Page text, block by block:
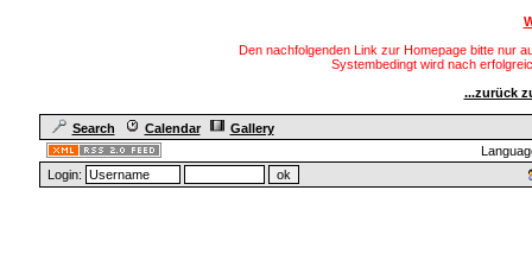
Den nachfolgenden Link zur Homepage bitte nur
Systembedingt wird nach
...zurück
Search Calendar
Gallery
Login: